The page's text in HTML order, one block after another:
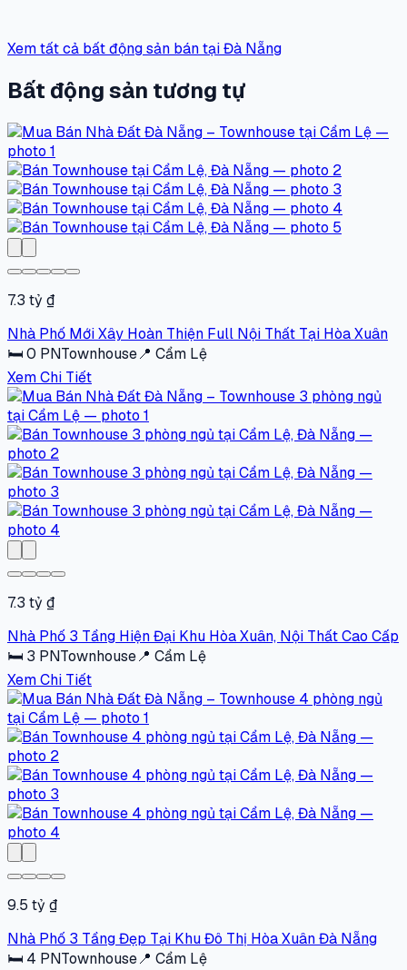
Xem tất cả bất động sản bán tại Đà Nẵng
Bất động sản tương tự
7.3 tỷ ₫
Nhà Phố Mới Xây Hoàn Thiện Full Nội Thất Tại Hòa Xuân
🛏0 PNTownhouse📍 Cẩm Lệ
Xem Chi Tiết
7.3 tỷ ₫
Nhà Phố 3 Tầng Hiện Đại Khu Hòa Xuân, Nội Thất Cao Cấp
🛏 3 PNTownhouse📍 Cẩm Lệ
Xem Chi Tiết
9.5 tỷ ₫
Nhà Phố 3 Tầng Đẹp Tại Khu Đô Thị Hòa Xuân Đà Nẵng
🛏 4 PNTownhouse📍 Cẩm Lệ